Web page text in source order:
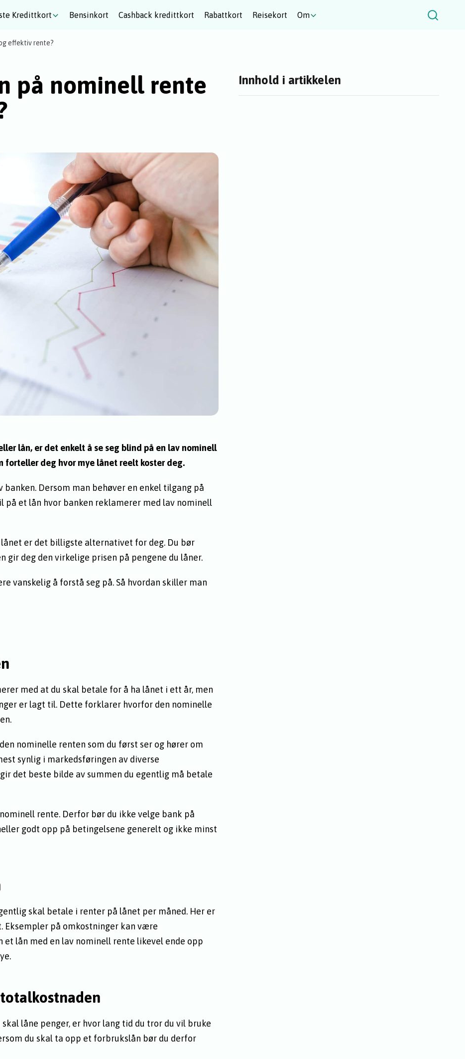
Kredittkort Bensinkort Cashback kredittkort Rabattkort Reisekort Om
effektiv rente?
på nominell rente
lån, er det enkelt å se seg blind på en lav nominell
forteller deg hvor mye lånet reelt koster deg.
Dersom man behøver en enkel tilgang på
på et lån hvor banken reklamerer med lav nominell
er det billigste alternativet for deg. Du bør
gir deg den virkelige prisen på pengene du låner.
vanskelig å forstå seg på. Så hvordan skiller man
med at du skal betale for å ha lånet i ett år, men
er lagt til. Dette forklarer hvorfor den nominelle
nominelle renten som du først ser og hører om
synlig i markedsføringen av diverse
det beste bilde av summen du egentlig må betale
rente. Derfor bør du ikke velge bank på
godt opp på betingelsene generelt og ikke minst
skal betale i renter på lånet per måned. Her er
Eksempler på omkostninger kan være
lån med en lav nominell rente likevel ende opp
låne penger, er hvor lang tid du tror du vil bruke
du skal ta opp et forbrukslån bør du derfor
Innhold i artikkelen